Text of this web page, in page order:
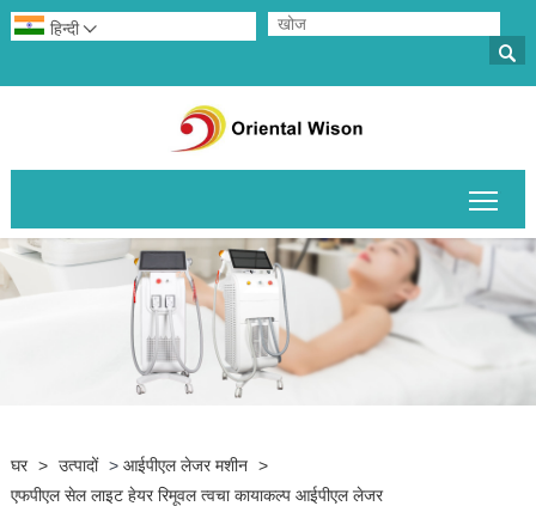

हिन्दी 
घर > उत्पादों > आईपीएल लेजर मशीन >
एफपीएल सेल लाइट हेयर रिमूवल त्वचा कायाकल्प आईपीएल लेजर